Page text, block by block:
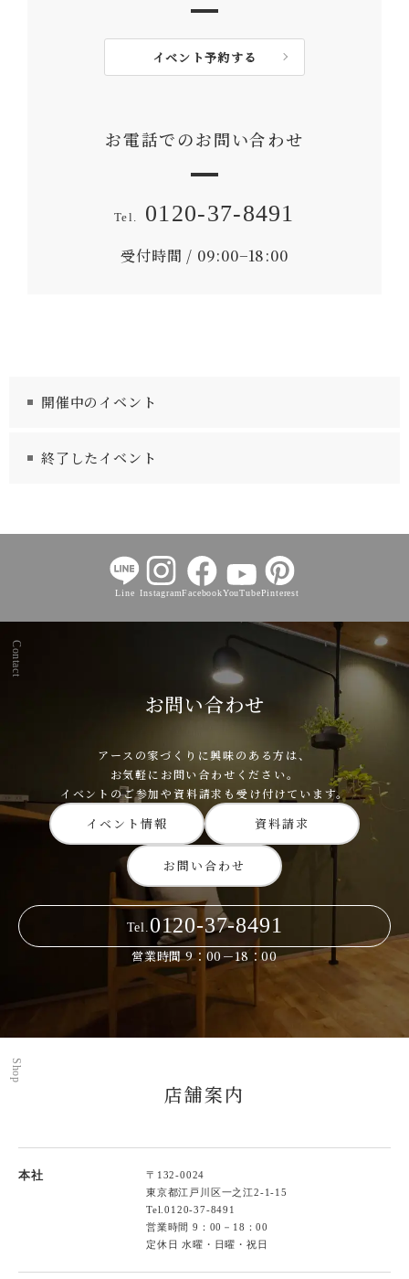
イベント予約する
お電話でのお問い合わせ
0120-37-8491
受付時間 / 09:00−18:00
開催中のイベント
終了したイベント
Line InstagramFacebookYouTubePinterest
Contact
お問い合わせ
アースの家づくりに興味のある方は、
お気軽にお問い合わせください。
イベントのご参加や資料請求も受け付けています。
イベント情報 資料請求
お問い合わせ
Tel. 0120-37-8491
営業時間 9：00－18：00
Shop
店舗案内
本社
〒132-0024
東京都江戸川区一之江2-1-15
Tel.0120-37-8491
営業時間 9：00－18：00
定休日 水曜・日曜・祝日